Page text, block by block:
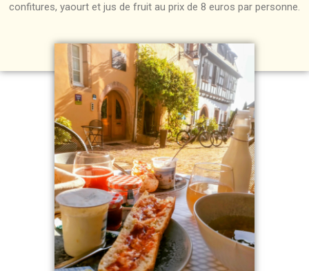
confitures, yaourt et jus de fruit au prix de 8 euros par personne.